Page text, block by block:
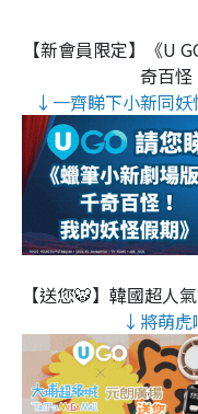
【新會員限定】《U
奇百怪
↓一齊睇下小新同
【送您🐯】韓國超人
↓將萌虎